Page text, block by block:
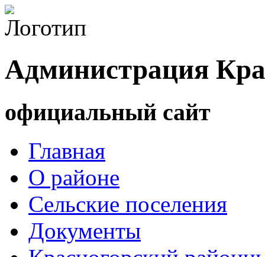
Администрация
официальный сайт
Главная
О районе
Сельские поселения
Документы